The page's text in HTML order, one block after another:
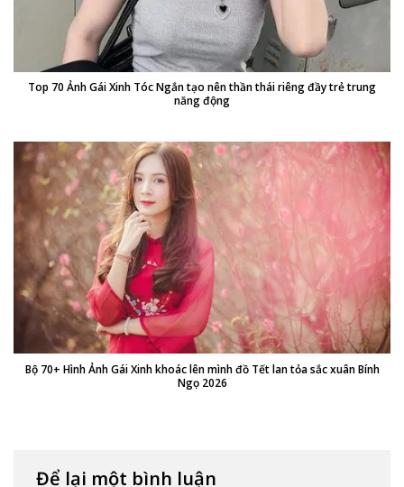
Top 70 Ảnh Gái Xinh Tóc Ngắn tạo nên thần thái riêng đầy trẻ trung
năng động
Bộ 70+ Hình Ảnh Gái Xinh khoác lên mình đồ Tết lan tỏa sắc xuân Bính
Ngọ 2026
Để lại một bình luận